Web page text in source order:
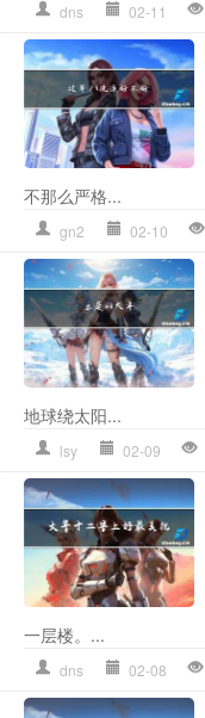
dns 02-11
不那么严格...
gn2 02-10
地球绕太阳...
lsy 02-09
一层楼。...
dns 02-08